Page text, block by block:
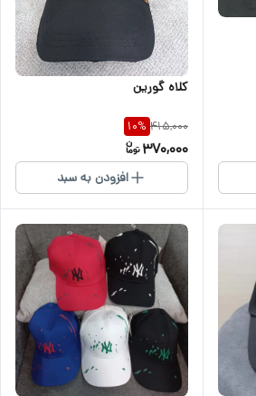
کلاه گورین
415,000
10%
370,000
افزودن به سبد